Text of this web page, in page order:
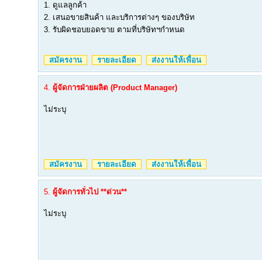
1. ดูแลลูกค้า
2. เสนอขายสินค้า และบริการต่างๆ ของบริษัท
3. รับผิดชอบยอดขาย ตามที่บริษัทฯกำหนด
สมัครงาน รายละเอียด ส่งงานให้เพื่อน
4. ผู้จัดการฝ่ายผลิต (Product Manager)
ไม่ระบุ
สมัครงาน รายละเอียด ส่งงานให้เพื่อน
5. ผู้จัดการทั่วไป **ด่วน**
ไม่ระบุ